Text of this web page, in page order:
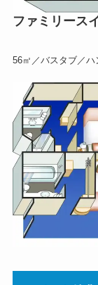
ファミリース
56㎡／バスタブ／